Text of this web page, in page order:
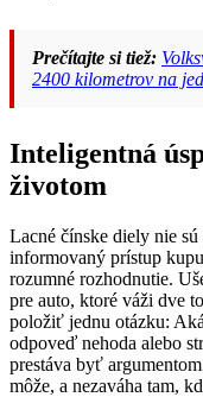
Prečítajte si tiež:
2400 kilometrov na
Inteligentná
životom
Lacné čínske diely nie
informovaný prístup
rozumné rozhodnutie.
pre auto, ktoré váži dve
položiť jednu otázku:
odpoveď nehoda alebo
prestáva byť
môže, a nezaváha tam,